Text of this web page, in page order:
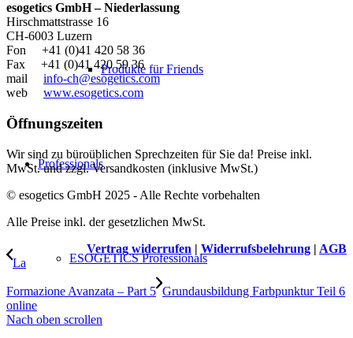
Produkte für Friends
Professionals
ESOGETICS Professionals
esogetics GmbH – Niederlassung
Hirschmattstrasse 16
CH-6003 Luzern
Fon +41 (0)41 420 58 36
Fax +41 (0)41 420 59 36
mail info-ch@esogetics.com
web www.esogetics.com
Öffnungszeiten
Wir sind zu büroüblichen Sprechzeiten für Sie da! Preise inkl.
MwSt. und zzgl. Versandkosten (inklusive MwSt.)
© esogetics GmbH 2025 - Alle Rechte vorbehalten
Alle Preise inkl. der gesetzlichen MwSt.
Vertrag widerrufen | Widerrufsbelehrung | AGB
La
Formazione Avanzata – Part 5 Grundausbildung Farbpunktur Teil 6
online
Nach oben scrollen